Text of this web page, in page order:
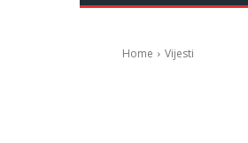
Home Vijesti